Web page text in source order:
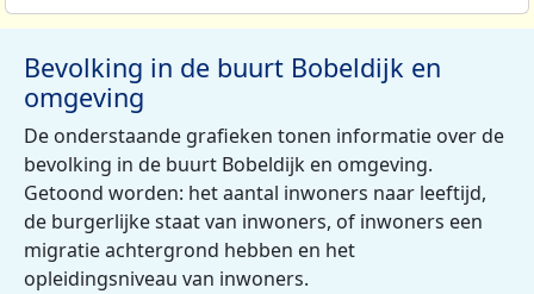
Bevolking in de buurt Bobeldijk en
omgeving
De onderstaande grafieken tonen informatie over de
bevolking in de buurt Bobeldijk en omgeving.
Getoond worden: het aantal inwoners naar leeftijd,
de burgerlijke staat van inwoners, of inwoners een
migratie achtergrond hebben en het
opleidingsniveau van inwoners.